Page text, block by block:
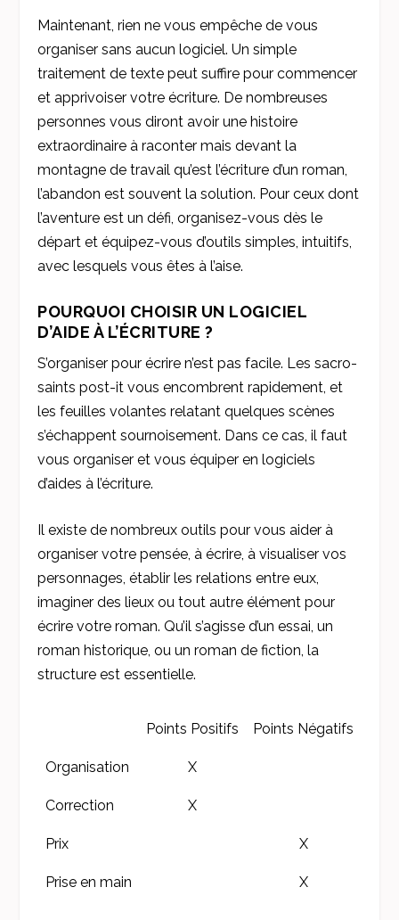
Maintenant, rien ne vous empêche de vous
organiser sans aucun logiciel. Un simple
traitement de texte peut suffire pour commencer
et apprivoiser votre écriture. De nombreuses
personnes vous diront avoir une histoire
extraordinaire à raconter mais devant la
montagne de travail qu’est l’écriture d’un roman,
l’abandon est souvent la solution. Pour ceux dont
l’aventure est un défi, organisez-vous dès le
départ et équipez-vous d’outils simples, intuitifs,
avec lesquels vous êtes à l’aise.
POURQUOI CHOISIR UN LOGICIEL
D’AIDE À L’ÉCRITURE ?
S’organiser pour écrire n’est pas facile. Les sacro-
saints post-it vous encombrent rapidement, et
les feuilles volantes relatant quelques scènes
s’échappent sournoisement. Dans ce cas, il faut
vous organiser et vous équiper en logiciels
d’aides à l’écriture.
Il existe de nombreux outils pour vous aider à
organiser votre pensée, à écrire, à visualiser vos
personnages, établir les relations entre eux,
imaginer des lieux ou tout autre élément pour
écrire votre roman. Qu’il s’agisse d’un essai, un
roman historique, ou un roman de fiction, la
structure est essentielle.
Points Positifs Points Négatifs
Organisation X
Correction X
Prix X
Prise en main X